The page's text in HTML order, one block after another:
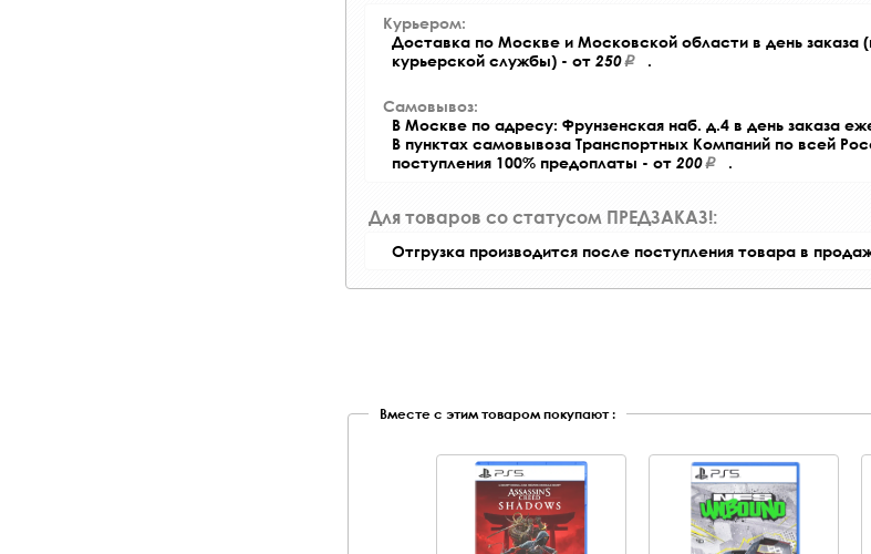
Курьером:
Доставка по Москве и Московской области в день заказа
курьерской службы) - от 250 .
Самовывоз:
В Москве по адресу: Фрунзенская наб. д.4 в день заказа
В пунктах самовывоза Транспортных Компаний по всей
поступления 100% предоплаты - от 200 .
Для товаров со статусом ПРЕДЗАКАЗ!:
Отгрузка производится после поступления товара в
Вместе с этим товаром покупают :